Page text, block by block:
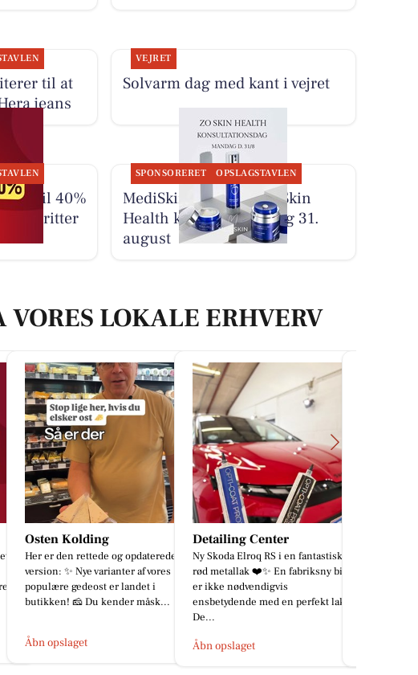
til at
jeans
VEJRET
Solvarm dag med kant i vejret
op til 40%
SPONSORERET OPSLAGSTAVLEN
MediSkin gentager ZO Skin
Health konsultationsdag 31.
august
VORES LOKALE ERHVERV
Detailing Center
Ny Skoda Elroq RS i en fantastisk
rød metallak ❤️✨ En fabriksny bil
er ikke nødvendigvis
ensbetydende med en perfekt lak.
Åbn opslaget
Den Hvide Hest Kolding
HESTEN FÅR BESØG AF GODE
VENNER Lørdag den 22. august
sker der noget helt særligt på Den
Hvide Hest. Fem gastronomiske
pro...
Åbn opslaget